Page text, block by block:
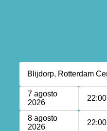
7 agosto
2026
22:00
8 agosto
2026
22:00